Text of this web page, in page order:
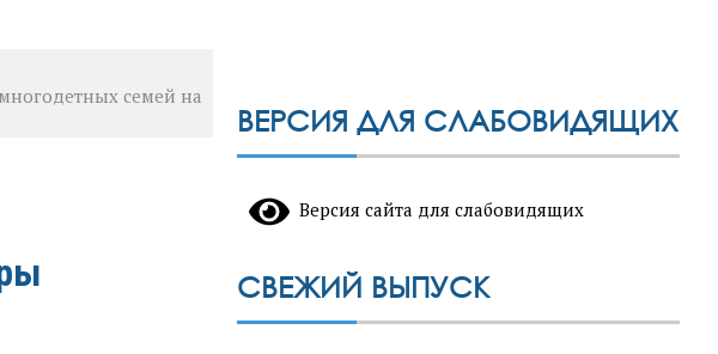
семей на
ВЕРСИЯ ДЛЯ СЛАБОВИДЯЩИХ
Версия сайта для слабовидящих
СВЕЖИЙ ВЫПУСК